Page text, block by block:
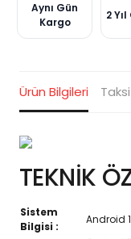
Aynı Gün
Kargo
2
Ürün Bilgileri
TEKNİK
Sistem
Bilgisi :
Android